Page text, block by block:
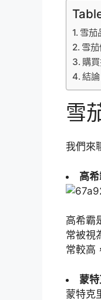
雪茄
雪
購
結論
雪
我們來
高
高希霸
常被視
常較高
蒙
蒙特克